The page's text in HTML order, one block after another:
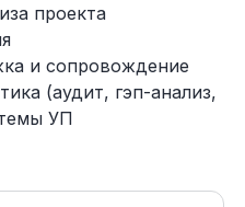
проекта
и сопровождение
(аудит, гэп-анализ,
УП